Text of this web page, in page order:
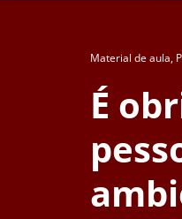
Material de aula,
É